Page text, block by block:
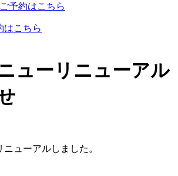
予約はこちら
はこちら
ューリニューアル
ューアルしました。